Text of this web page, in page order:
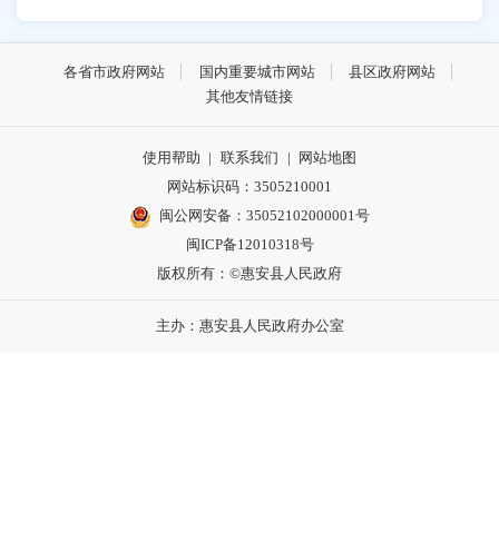
各省市政府网站 国内重要城市网站
县区政府网站
其他友情链接
使用帮助 | 联系我们 |
网站地图
网站标识码：3505210001
闽公网安备：35052102000001号
闽ICP备12010318号
版权所有：©惠安县人民政府
主办：惠安县人民政府办公室